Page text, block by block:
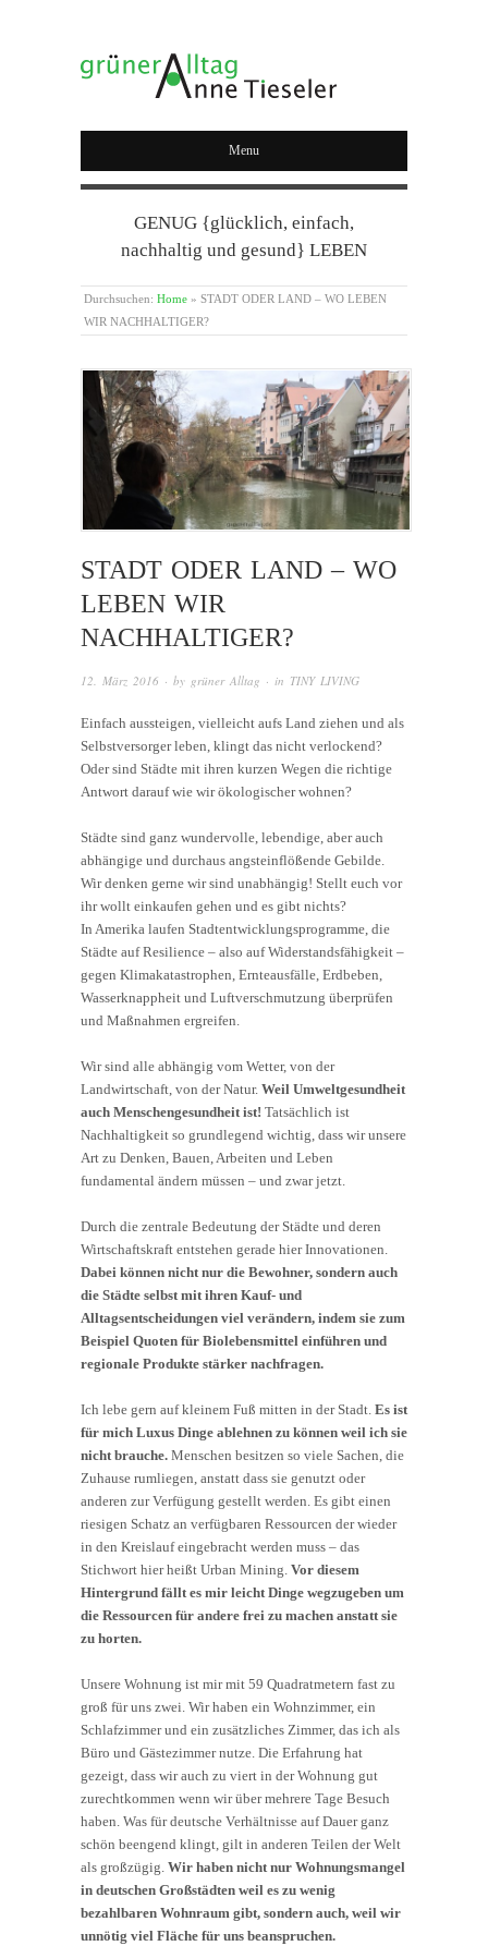
GRÜNER ALLTAG
Menu
GENUG {glücklich, einfach,
nachhaltig und gesund} LEBEN
Durchsuchen: Home » STADT ODER LAND – WO LEBEN
WIR NACHHALTIGER?
STADT ODER LAND – WO
LEBEN WIR
NACHHALTIGER?
12. März 2016 · by grüner Alltag · in TINY LIVING
Einfach aussteigen, vielleicht aufs Land ziehen und als
Selbstversorger leben, klingt das nicht verlockend?
Oder sind Städte mit ihren kurzen Wegen die richtige
Antwort darauf wie wir ökologischer wohnen?
Städte sind ganz wundervolle, lebendige, aber auch
abhängige und durchaus angsteinflößende Gebilde.
Wir denken gerne wir sind unabhängig! Stellt euch vor
ihr wollt einkaufen gehen und es gibt nichts?
In Amerika laufen Stadtentwicklungsprogramme, die
Städte auf Resilience – also auf Widerstandsfähigkeit –
gegen Klimakatastrophen, Ernteausfälle, Erdbeben,
Wasserknappheit und Luftverschmutzung überprüfen
und Maßnahmen ergreifen.
Wir sind alle abhängig vom Wetter, von der
Landwirtschaft, von der Natur. Weil Umweltgesundheit
auch Menschengesundheit ist! Tatsächlich ist
Nachhaltigkeit so grundlegend wichtig, dass wir unsere
Art zu Denken, Bauen, Arbeiten und Leben
fundamental ändern müssen – und zwar jetzt.
Durch die zentrale Bedeutung der Städte und deren
Wirtschaftskraft entstehen gerade hier Innovationen.
Dabei können nicht nur die Bewohner, sondern auch
die Städte selbst mit ihren Kauf- und
Alltagsentscheidungen viel verändern, indem sie zum
Beispiel Quoten für Biolebensmittel einführen und
regionale Produkte stärker nachfragen.
Ich lebe gern auf kleinem Fuß mitten in der Stadt. Es ist
für mich Luxus Dinge ablehnen zu können weil ich sie
nicht brauche. Menschen besitzen so viele Sachen, die
Zuhause rumliegen, anstatt dass sie genutzt oder
anderen zur Verfügung gestellt werden. Es gibt einen
riesigen Schatz an verfügbaren Ressourcen der wieder
in den Kreislauf eingebracht werden muss – das
Stichwort hier heißt Urban Mining. Vor diesem
Hintergrund fällt es mir leicht Dinge wegzugeben um
die Ressourcen für andere frei zu machen anstatt sie
zu horten.
Unsere Wohnung ist mir mit 59 Quadratmetern fast zu
groß für uns zwei. Wir haben ein Wohnzimmer, ein
Schlafzimmer und ein zusätzliches Zimmer, das ich als
Büro und Gästezimmer nutze. Die Erfahrung hat
gezeigt, dass wir auch zu viert in der Wohnung gut
zurechtkommen wenn wir über mehrere Tage Besuch
haben. Was für deutsche Verhältnisse auf Dauer ganz
schön beengend klingt, gilt in anderen Teilen der Welt
als großzügig. Wir haben nicht nur Wohnungsmangel
in deutschen Großstädten weil es zu wenig
bezahlbaren Wohnraum gibt, sondern auch, weil wir
unnötig viel Fläche für uns beanspruchen.